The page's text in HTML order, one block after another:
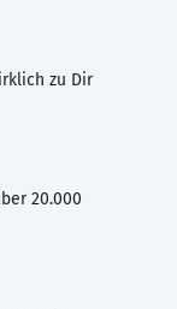
zu Dir
20.000